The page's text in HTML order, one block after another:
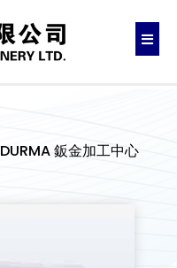
DURMA 鈑金加工中心